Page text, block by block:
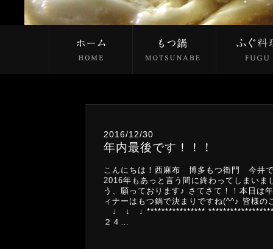
2016/12/30
年内最後です！！！
こんにちは！西麻布 博多もつ衛門 今井
2016年もあっと言う間に終わってしまい
う、願っております♪ さてさて！！本日は
ィナーはもつ鍋で決まりですね(^^♪ 皆様
↓ ↓ ↓ ****************
２４…